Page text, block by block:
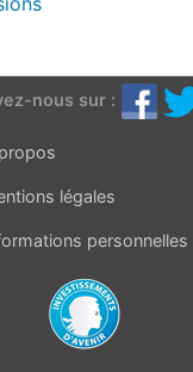
nous sur :
légales
personnelles